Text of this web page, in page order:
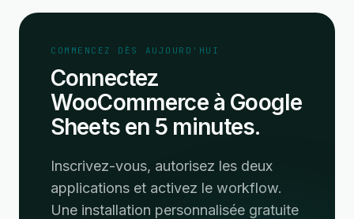
COMMENCEZ DÈS AUJOURD'HUI
Connectez
WooCommerce à Google
Sheets en 5 minutes.
Inscrivez-vous, autorisez les deux
applications et activez le workflow.
Une installation personnalisée gratuite